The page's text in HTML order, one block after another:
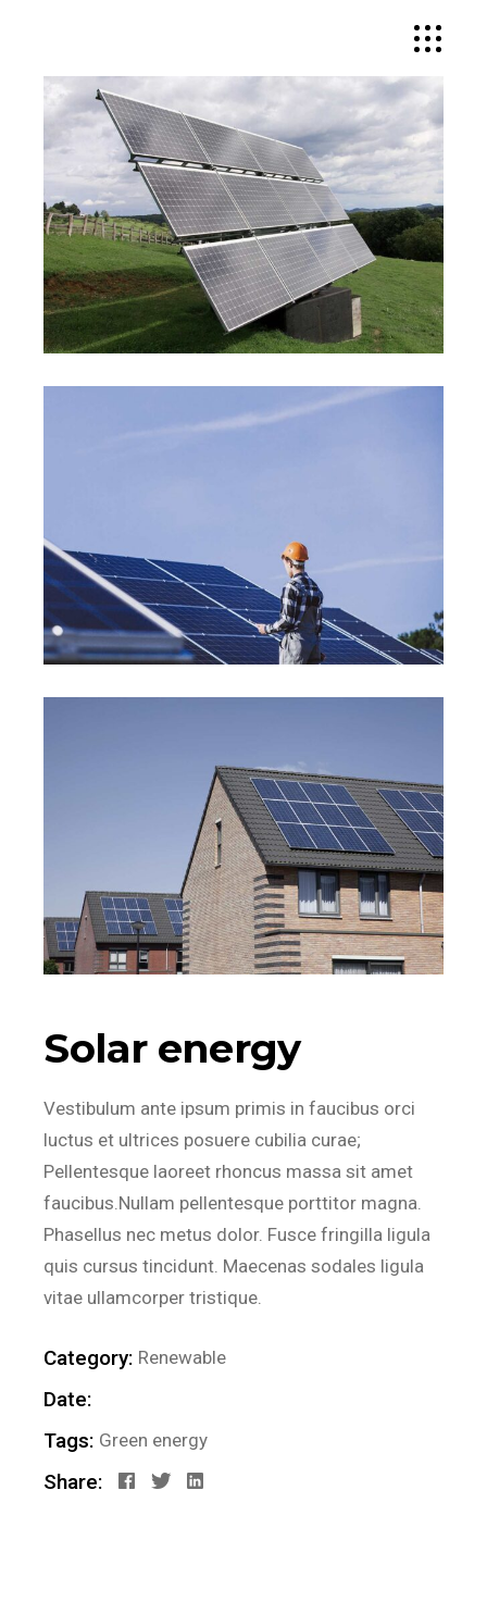
Solar energy
Vestibulum ante ipsum primis in faucibus orci
luctus et ultrices posuere cubilia curae;
Pellentesque laoreet rhoncus massa sit amet
faucibus.Nullam pellentesque porttitor magna.
Phasellus nec metus dolor. Fusce fringilla ligula
quis cursus tincidunt. Maecenas sodales ligula
vitae ullamcorper tristique.
Category: Renewable
Date:
Tags: Green energy
Share: